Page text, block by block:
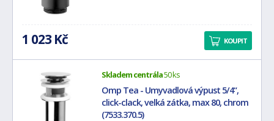
1 023 Kč KOUPIT
Skladem centrála50 ks
Omp Tea - Umyvadlová výpust 5/4“,
click-clack, velká zátka, max 80, chrom
(7533.370.5)